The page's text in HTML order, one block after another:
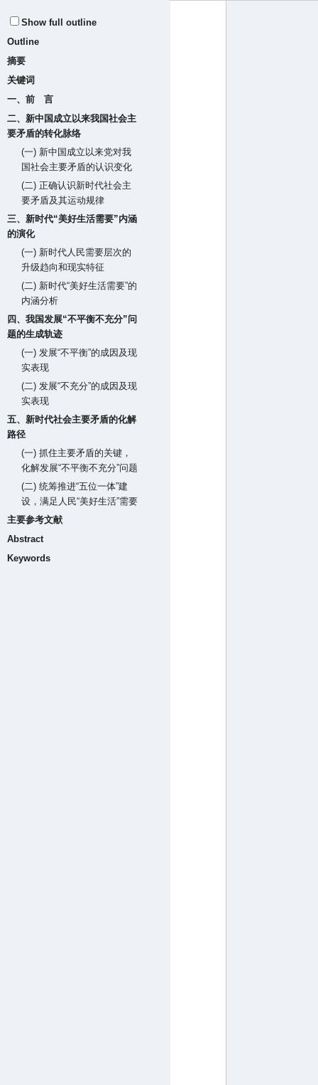
Show full outline
Outline
摘要
关键词
一、前 言
二、新中国成立以来我国社会主
要矛盾的转化脉络
(一) 新中国成立以来党对我
国社会主要矛盾的认识变化
(二) 正确认识新时代社会主
要矛盾及其运动规律
三、新时代“美好生活需要”内涵
的演化
(一) 新时代人民需要层次的
升级趋向和现实特征
(二) 新时代“美好生活需要”的
内涵分析
四、我国发展“不平衡不充分”问
题的生成轨迹
(一) 发展“不平衡”的成因及现
实表现
(二) 发展“不充分”的成因及现
实表现
五、新时代社会主要矛盾的化解
路径
(一) 抓住主要矛盾的关键，
化解发展“不平衡不充分”问题
(二) 统筹推进“五位一体”建
设，满足人民“美好生活”需要
主要参考文献
Abstract
Keywords